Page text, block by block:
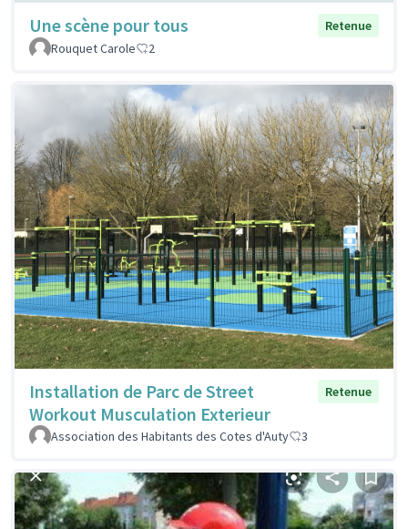
Une scène pour tous
Retenue
Rouquet Carole
2
Installation de Parc de Street
Workout Musculation Exterieur
Retenue
Association des Habitants des Cotes d'Auty 3